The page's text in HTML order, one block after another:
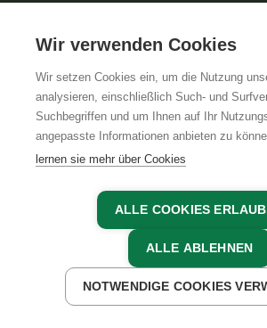
JETZT ANFRAGEN
UNSERE ORGANISATION
TEAM
KARRIERE
AGB
Wir verwenden Cookies
Wir setzen Cookies ein, um die Nutzung
analysieren, einschließlich Such- und
Suchbegriffen und um Ihnen auf Ihr
angepasste Informationen anbieten zu
lernen sie mehr über Cookies
ALLE COOKIES
ALLE ABLEHNEN
NOTWENDIGE COOKIES